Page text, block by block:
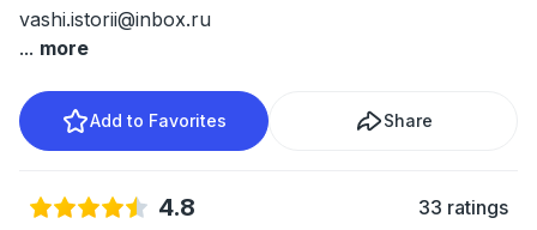
vashi.istorii@inbox.ru
... more
Add to Favorites Share
4.8 33 ratings